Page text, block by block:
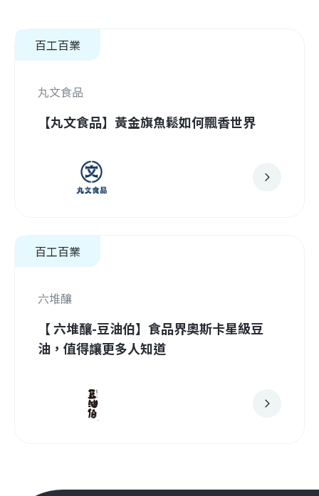
百工百業
丸文食品
【丸文食品】黃金旗魚鬆如何飄香世界
百工百業
六堆釀
【 六堆釀-豆油伯】食品界奧斯卡星級豆
油，值得讓更多人知道